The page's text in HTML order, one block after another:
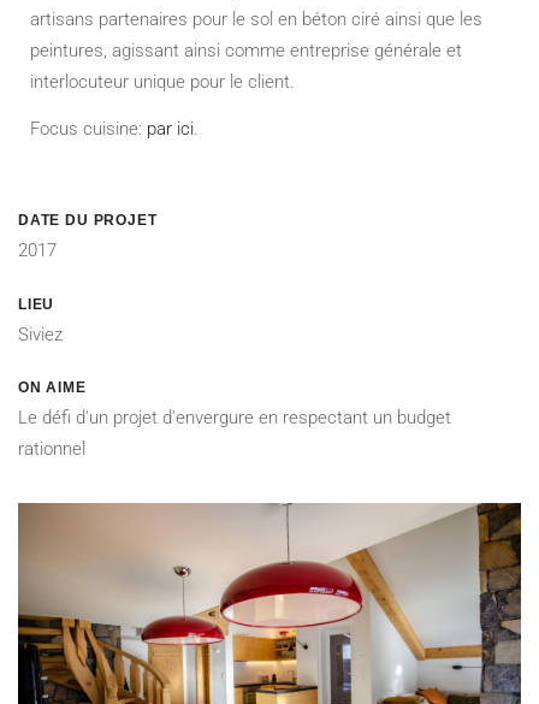
artisans partenaires pour le sol en béton ciré ainsi que les
peintures, agissant ainsi comme entreprise générale et
interlocuteur unique pour le client.
Focus cuisine: par ici.
DATE DU PROJET
2017
LIEU
Siviez
ON AIME
Le défi d'un projet d'envergure en respectant un budget
rationnel